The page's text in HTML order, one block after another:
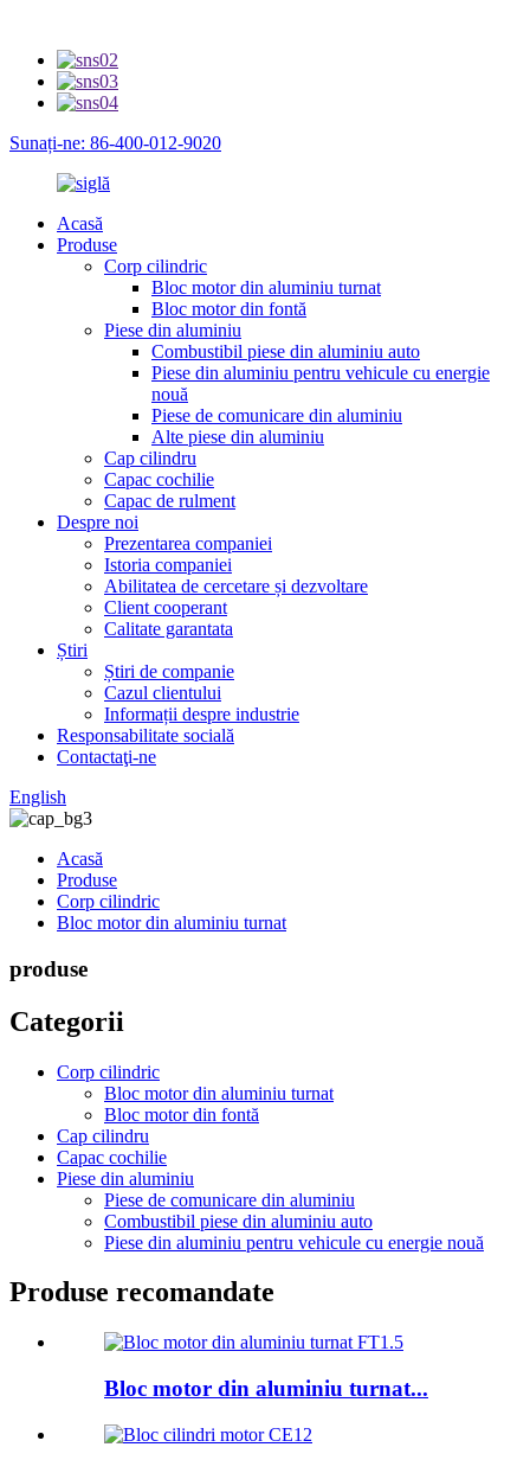
Sunați-ne: 86-400-012-9020
Acasă
Produse
Corp cilindric
Bloc motor din aluminiu turnat
Bloc motor din fontă
Piese din aluminiu
Combustibil piese din aluminiu auto
Piese din aluminiu pentru vehicule cu energie
nouă
Piese de comunicare din aluminiu
Alte piese din aluminiu
Cap cilindru
Capac cochilie
Capac de rulment
Despre noi
Prezentarea companiei
Istoria companiei
Abilitatea de cercetare și dezvoltare
Client cooperant
Calitate garantata
Știri
Știri de companie
Cazul clientului
Informații despre industrie
Responsabilitate socială
Contactaţi-ne
English
Acasă
Produse
Corp cilindric
Bloc motor din aluminiu turnat
produse
Categorii
Corp cilindric
Bloc motor din aluminiu turnat
Bloc motor din fontă
Cap cilindru
Capac cochilie
Piese din aluminiu
Piese de comunicare din aluminiu
Combustibil piese din aluminiu auto
Piese din aluminiu pentru vehicule cu energie nouă
Produse recomandate
Bloc motor din aluminiu turnat...